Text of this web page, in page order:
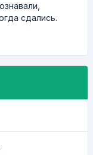
сдались.